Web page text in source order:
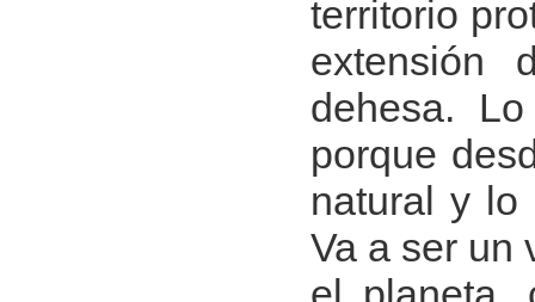
territorio
extensión
dehesa.
porque
natural y lo
Va a ser un